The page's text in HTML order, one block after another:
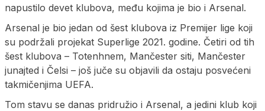
napustilo devet klubova, među kojima je bio i Arsenal.
Arsenal je bio jedan od šest klubova iz Premijer lige koji
su podržali projekat Superlige 2021. godine. Četiri od tih
šest klubova – Totenhnem, Mančester siti, Mančester
junajted i Čelsi – još juče su objavili da ostaju posvećeni
takmičenjima UEFA.
Tom stavu se danas pridružio i Arsenal, a jedini klub koji